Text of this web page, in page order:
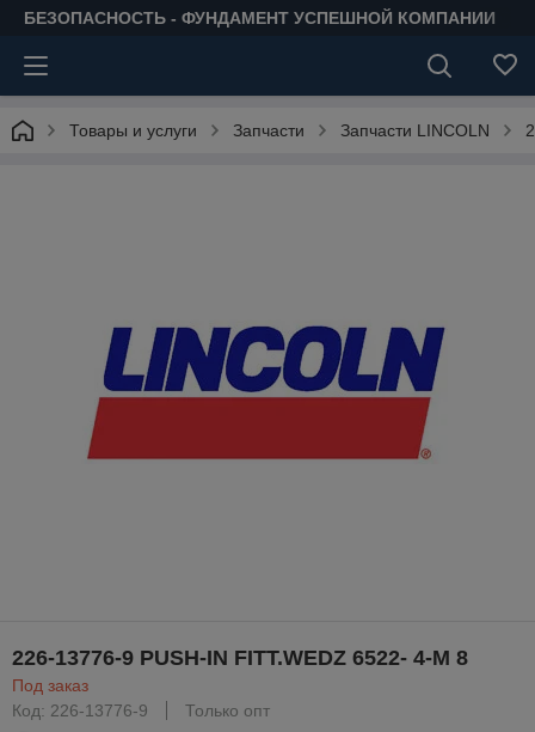
БЕЗОПАСНОСТЬ - ФУНДАМЕНТ УСПЕШНОЙ КОМПАНИИ
Товары и услуги Запчасти Запчасти LINCOLN
226-13776-9 PUSH-IN FITT.WEDZ 6522- 4-M 8
Под заказ
Код: 226-13776-9
Только опт